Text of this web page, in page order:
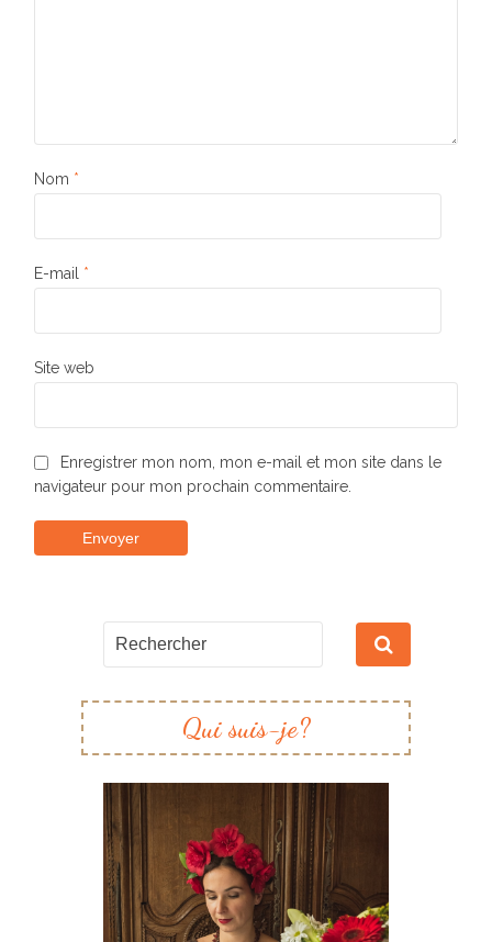
Nom *
E-mail *
Site web
Enregistrer mon nom, mon e-mail et mon site dans le
navigateur pour mon prochain commentaire.
Qui suis-je?